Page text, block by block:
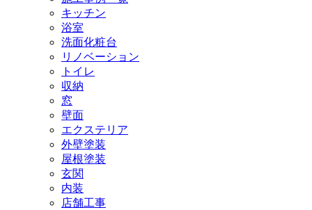
キッチン
浴室
洗面化粧台
リノベーション
トイレ
収納
窓
壁面
エクステリア
外壁塗装
屋根塗装
玄関
内装
店舗工事